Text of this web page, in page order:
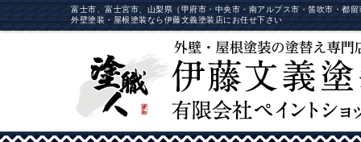
富士市、富士宮市、山梨県（甲府市・中央市・南アルプス市・笛吹市・都
外壁塗装・屋根塗装なら伊藤文義塗装店にお任せ下さい